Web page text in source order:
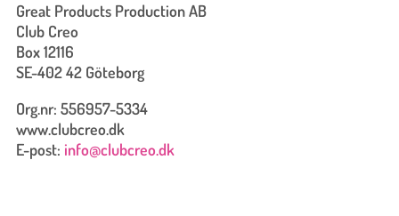
Great Products Production AB
Club Creo
Box 12116
SE-402 42 Göteborg
Org.nr: 556957-5334
www.clubcreo.dk
E-post: info@clubcreo.dk